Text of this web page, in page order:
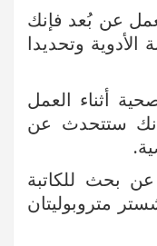
عن بُعد فإنك
وتحديدا
أثناء العمل
ستتحدث عن
عن بحث للكاتبة
متروبوليتان